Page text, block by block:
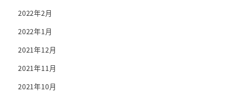
2022年2月
2022年1月
2021年12月
2021年11月
2021年10月